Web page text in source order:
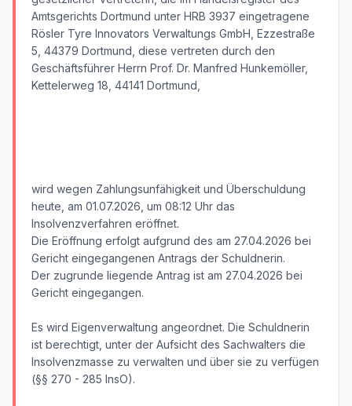
Amtsgerichts Dortmund unter HRB 3937 eingetragene
Rösler Tyre Innovators Verwaltungs GmbH, Ezzestraße
5, 44379 Dortmund, diese vertreten durch den
Geschäftsführer Herrn Prof. Dr. Manfred Hunkemöller,
Kettelerweg 18, 44141 Dortmund,
wird wegen Zahlungsunfähigkeit und Überschuldung
heute, am 01.07.2026, um 08:12 Uhr das
Insolvenzverfahren eröffnet.
Die Eröffnung erfolgt aufgrund des am 27.04.2026 bei
Gericht eingegangenen Antrags der Schuldnerin.
Der zugrunde liegende Antrag ist am 27.04.2026 bei
Gericht eingegangen.
Es wird Eigenverwaltung angeordnet. Die Schuldnerin
ist berechtigt, unter der Aufsicht des Sachwalters die
Insolvenzmasse zu verwalten und über sie zu verfügen
(§§ 270 - 285 InsO).